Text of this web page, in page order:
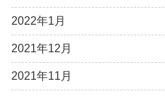
2022年1月
2021年12月
2021年11月